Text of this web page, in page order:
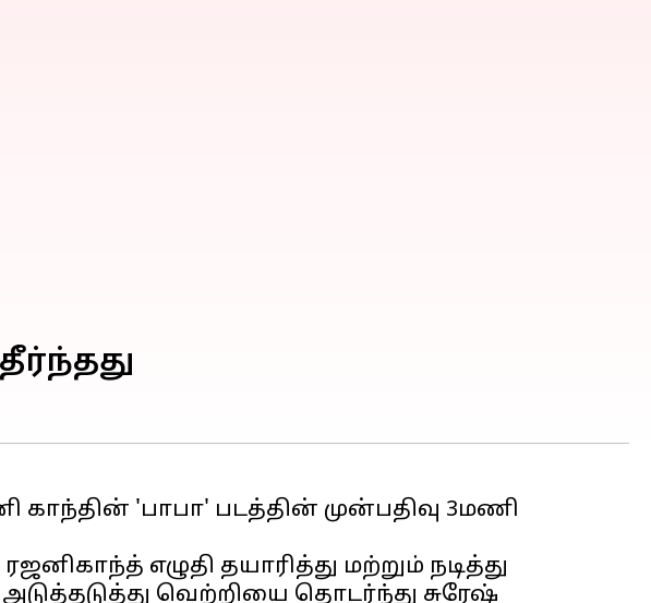
காந்தின் 'பாபா' படத்தின் முன்பதிவு 3மணி
எழுதி தயாரித்து மற்றும் நடித்து
வெற்றியை தொடர்ந்து சுரேஷ்